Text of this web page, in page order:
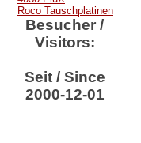
Roco Tauschplatinen
Besucher /
Visitors:
Seit / Since
2000-12-01